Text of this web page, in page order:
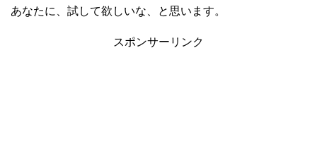
あなたに、試して欲しいな、と思います。
スポンサーリンク